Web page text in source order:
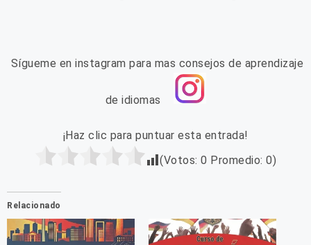
Sígueme en instagram para mas consejos de aprendizaje
de idiomas
¡Haz clic para puntuar esta entrada!
(Votos: 0 Promedio: 0)
Relacionado